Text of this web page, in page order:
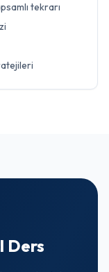
tekrarı
Ders